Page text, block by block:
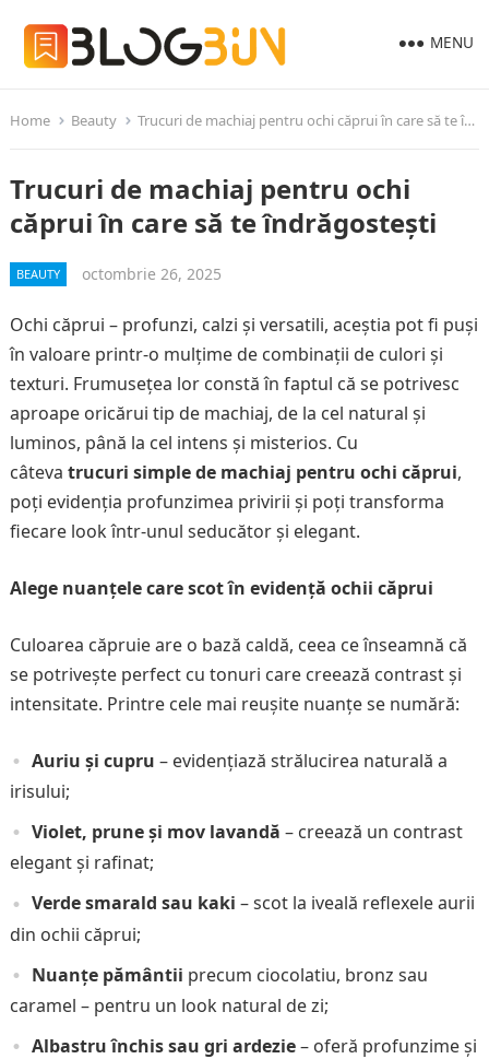
MENU
Home Beauty Trucuri de machiaj pentru ochi căprui în care să te îndrăgostești
Trucuri de machiaj pentru ochi
căprui în care să te îndrăgostești
BEAUTY octombrie 26, 2025
Ochi căprui – profunzi, calzi și versatili, aceștia pot fi puși
în valoare printr-o mulțime de combinații de culori și
texturi. Frumusețea lor constă în faptul că se potrivesc
aproape oricărui tip de machiaj, de la cel natural și
luminos, până la cel intens și misterios. Cu
câteva trucuri simple de machiaj pentru ochi căprui,
poți evidenția profunzimea privirii și poți transforma
fiecare look într-unul seducător și elegant.
Alege nuanțele care scot în evidență ochii căprui
Culoarea căpruie are o bază caldă, ceea ce înseamnă că
se potrivește perfect cu tonuri care creează contrast și
intensitate. Printre cele mai reușite nuanțe se numără:
Auriu și cupru – evidențiază strălucirea naturală a
irisului;
Violet, prune și mov lavandă – creează un contrast
elegant și rafinat;
Verde smarald sau kaki – scot la iveală reflexele aurii
din ochii căprui;
Nuanțe pământii precum ciocolatiu, bronz sau
caramel – pentru un look natural de zi;
Albastru închis sau gri ardezie– oferă profunzime și